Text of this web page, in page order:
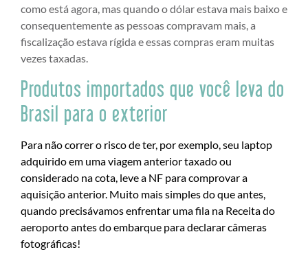
como está agora, mas quando o dólar estava mais baixo e
consequentemente as pessoas compravam mais, a
fiscalização estava rígida e essas compras eram muitas
vezes taxadas.
Produtos importados que você leva do
Brasil para o exterior
Para não correr o risco de ter, por exemplo, seu laptop
adquirido em uma viagem anterior taxado ou
considerado na cota, leve a NF para comprovar a
aquisição anterior. Muito mais simples do que antes,
quando precisávamos enfrentar uma fila na Receita do
aeroporto antes do embarque para declarar câmeras
fotográficas!